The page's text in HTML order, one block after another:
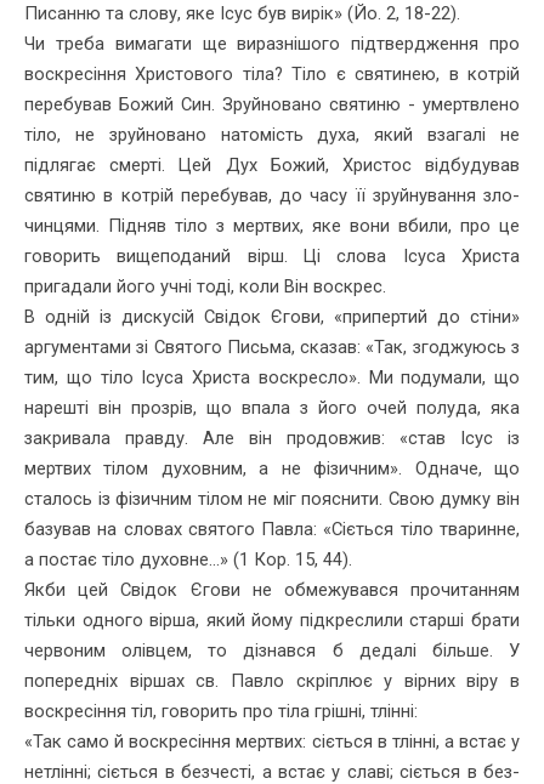
Писанню та слову, яке Ісус був вирік» (Йо. 2, 18-22).
Чи треба вимагати ще виразнішого підтвердження про
воскре­сіння Христового тіла? Тіло є святинею, в котрій
перебував Божий Син. Зруйновано святиню - умертвлено
тіло, не зруйновано нато­мість духа, який взагалі не
підлягає смерті. Цей Дух Божий, Христос відбудував
святиню в котрій перебував, до часу її зруйнування зло­
чинцями. Підняв тіло з мертвих, яке вони вбили, про це
говорить вищеподаний вірш. Ці слова Ісуса Христа
пригадали його учні тоді, коли Він воскрес.
В одній із дискусій Свідок Єгови, «припертий до стіни»
аргументами зі Святого Письма, сказав: «Так, згоджуюсь з
тим, що тіло Ісуса Христа воскресло». Ми подумали, що
нарешті він прозрів, що впала з його очей полуда, яка
закривала правду. Але він продовжив: «став Ісус із
мертвих тілом духовним, а не фізичним». Одначе, що
сталось із фізичним тілом не міг пояснити. Свою думку він
базував на словах святого Павла: «Сіється тіло тваринне,
а постає тіло духовне...» (1 Кор. 15, 44).
Якби цей Свідок Єгови не обмежувався прочитанням
тільки од­ного вірша, який йому підкреслили старші брати
червоним олівцем, то дізнався б дедалі більше. У
попередніх віршах св. Павло скріплює у вірних віру в
воскресіння тіл, говорить про тіла грішні, тлінні:
«Так само й воскресіння мертвих: сіється в тлінні, а встає у
нетлінні; сіється в безчесті, а встає у славі; сіється в без­